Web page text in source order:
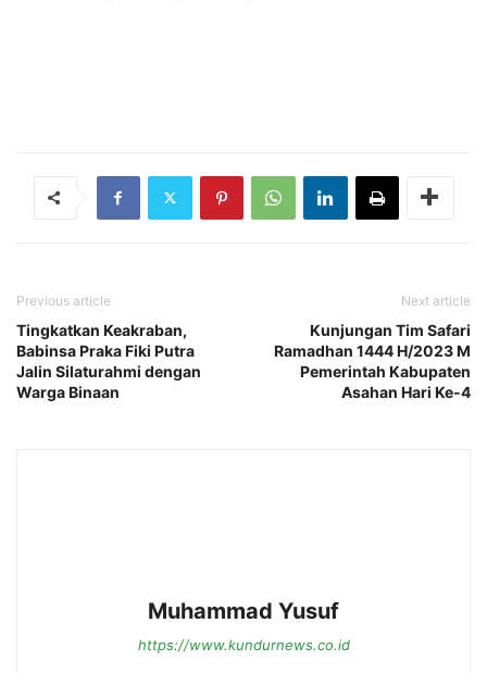
Previous article
Tingkatkan Keakraban,
Babinsa Praka Fiki Putra
Jalin Silaturahmi dengan
Warga Binaan
Next article
Kunjungan Tim Safari
Ramadhan 1444 H/2023 M
Pemerintah Kabupaten
Asahan Hari Ke-4
Muhammad Yusuf
https://www.kundurnews.co.id